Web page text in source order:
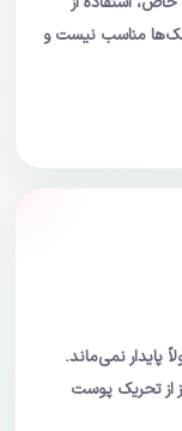
مناسب نیست و
نمی‌ماند.
از تحریک پوست